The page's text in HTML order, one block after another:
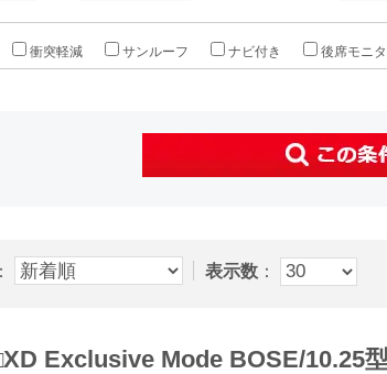
衝突軽減 サンルーフ ナビ付き 後席モニ
： 表示数：
Exclusive Mode BOSE/10.25